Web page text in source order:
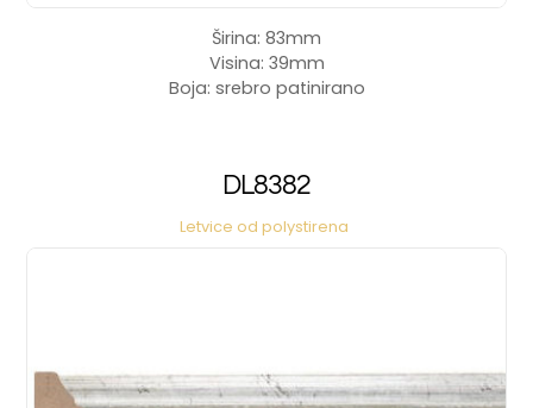
Širina: 83mm
Visina: 39mm
Boja: srebro patinirano
DL8382
Letvice od polystirena